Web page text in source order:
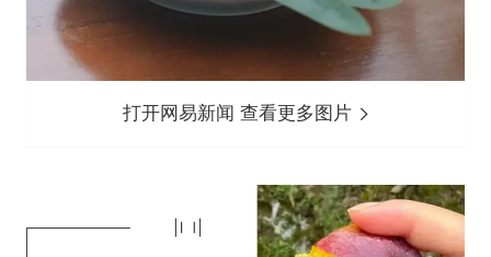
打开网易新闻 查看更多图片